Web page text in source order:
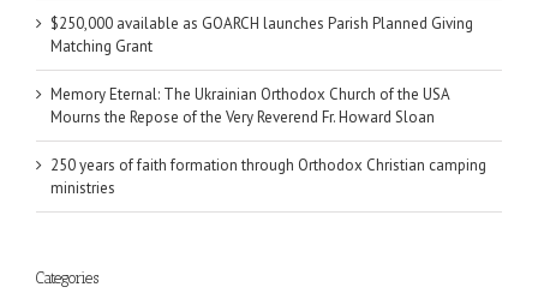
$250,000 available as GOARCH launches Parish Planned Giving
Matching Grant
Memory Eternal: The Ukrainian Orthodox Church of the USA
Mourns the Repose of the Very Reverend Fr. Howard Sloan
250 years of faith formation through Orthodox Christian camping
ministries
Categories